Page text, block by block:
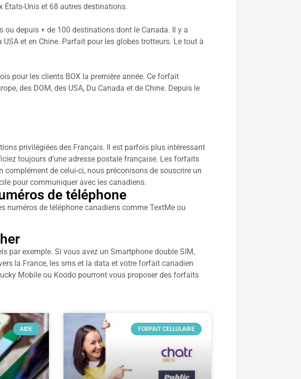
Unis et 68 autres destinations.
depuis + de 100 destinations dont le Canada. Il y a
et en Chine. Parfait pour les globes trotteurs. Le tout à
pour les clients BOX la première année. Ce forfait
des DOM, des USA, Du Canada et de Chine. Depuis le
privilégiées des Français. Il est parfois plus intéressant
toujours d’une adresse postale française. Les forfaits
complément de celui-ci, nous préconisons de souscrire un
pour communiquer avec les canadiens.
de téléphone
de téléphone canadiens comme TextMe ou
par exemple. Si vous avez un Smartphone double SIM,
la France, les sms et la data et votre forfait canadien
Mobile ou Koodo pourront vous proposer des forfaits
AIDE FORFAIT CELLULAIRE